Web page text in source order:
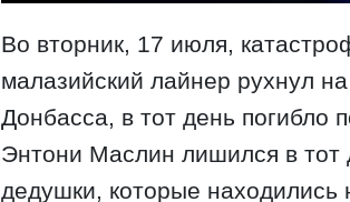
Во вторник, 17 июля,
малазийский лайнер рухнул
Донбасса, в тот день погибло
Энтони Маслин лишился в тот
дедушки, которые находились